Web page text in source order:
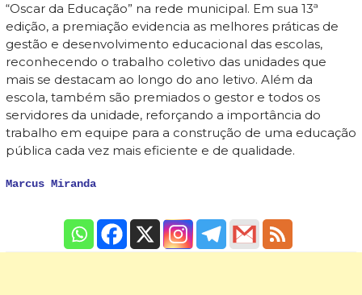
“Oscar da Educação” na rede municipal. Em sua 13ª
edição, a premiação evidencia as melhores práticas de
gestão e desenvolvimento educacional das escolas,
reconhecendo o trabalho coletivo das unidades que
mais se destacam ao longo do ano letivo. Além da
escola, também são premiados o gestor e todos os
servidores da unidade, reforçando a importância do
trabalho em equipe para a construção de uma educação
pública cada vez mais eficiente e de qualidade.
Marcus Miranda